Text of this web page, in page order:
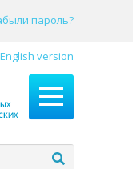
пароль?
English version